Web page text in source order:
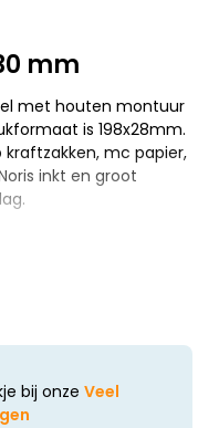
mm
met houten montuur
is 198x28mm.
mc papier,
inkt en groot
bij onze Veel